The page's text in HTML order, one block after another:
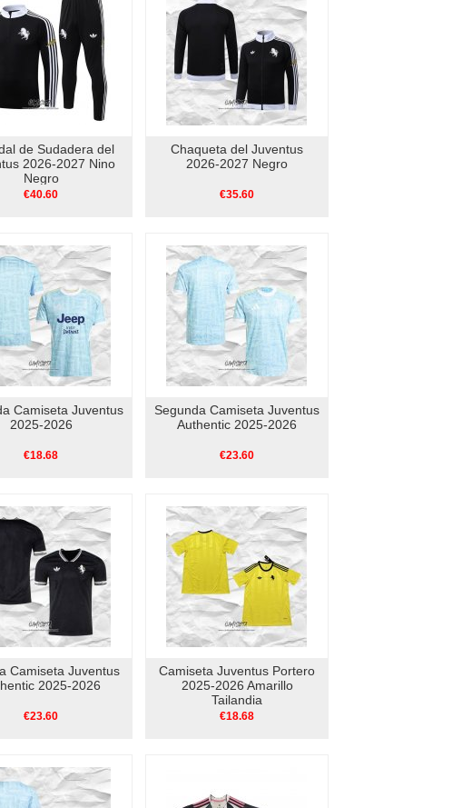
de Sudadera del
2026-2027 Nino
Negro
€40.60
Chaqueta del Juventus
2026-2027 Negro
€35.60
Camiseta Juventus
2025-2026
€18.68
Segunda Camiseta Juventus
Authentic 2025-2026
€23.60
Camiseta Juventus
2025-2026
€23.60
Camiseta Juventus Portero
2025-2026 Amarillo
Tailandia
€18.68